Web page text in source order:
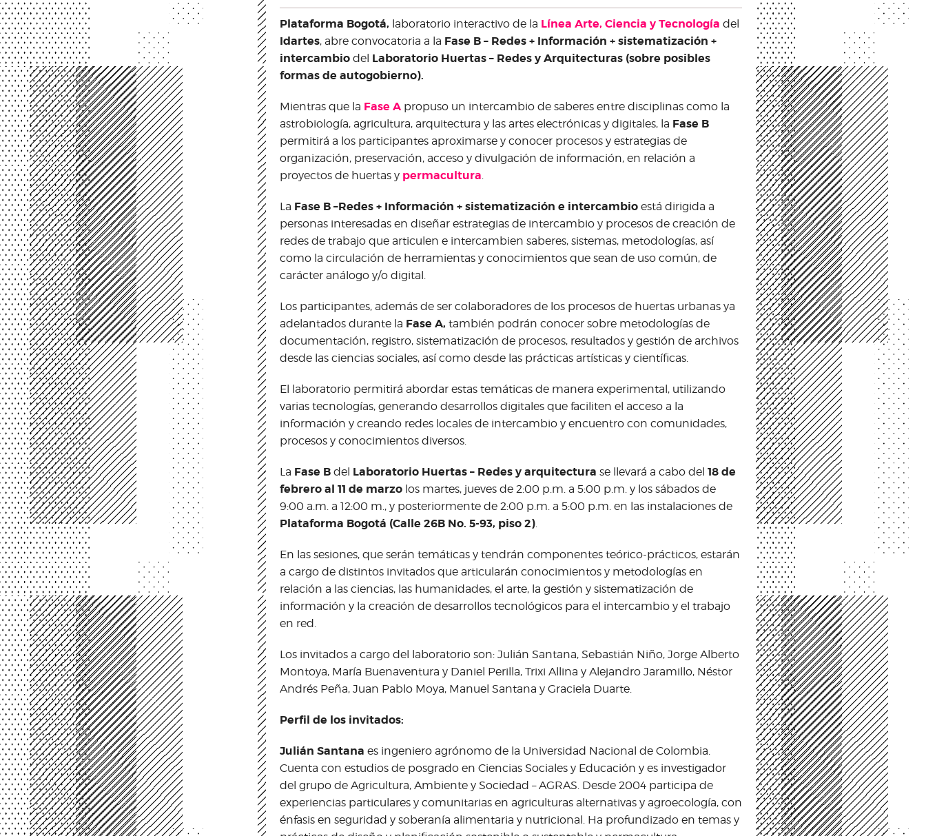
Plataforma Bogotá, laboratorio interactivo de la Línea Arte, Ciencia y Tecnología del
Idartes, abre convocatoria a la Fase B – Redes + Información + sistematización +
intercambiodel Laboratorio Huertas – Redes y Arquitecturas (sobre posibles
formas de autogobierno).
Mientras que la Fase Apropuso un intercambio de saberes entre disciplinas como la
astrobiología, agricultura, arquitectura y las artes electrónicas y digitales, la Fase B
permitirá a los participantes aproximarse y conocer procesos y estrategias de
organización, preservación, acceso y divulgación de información, en relación a
proyectos de huertas y permacultura.
La Fase B –Redes + Información + sistematización e intercambioestá dirigida a
personas interesadas en diseñar estrategias de intercambio y procesos de creación de
redes de trabajo que articulen e intercambien saberes, sistemas, metodologías, así
como la circulación de herramientas y conocimientos que sean de uso común, de
carácter análogo y/o digital.
Los participantes, además de ser colaboradores de los procesos de huertas urbanas ya
adelantados durante la Fase A, también podrán conocer sobre metodologías de
documentación, registro, sistematización de procesos, resultados y gestión de archivos
desde las ciencias sociales, así como desde las prácticas artísticas y científicas.
El laboratorio permitirá abordar estas temáticas de manera experimental, utilizando
varias tecnologías, generando desarrollos digitales que faciliten el acceso a la
información y creando redes locales de intercambio y encuentro con comunidades,
procesos y conocimientos diversos.
La Fase B del Laboratorio Huertas – Redes y arquitectura se llevará a cabo del 18 de
febrero al 11 de marzolos martes, jueves de 2:00 p.m. a 5:00 p.m. y los sábados de
9:00 a.m. a 12:00 m., y posteriormente de 2:00 p.m. a 5:00 p.m. en las instalaciones de
Plataforma Bogotá (Calle 26B No. 5-93, piso 2).
En las sesiones, que serán temáticas y tendrán componentes teórico-prácticos, estarán
a cargo de distintos invitados que articularán conocimientos y metodologías en
relación a las ciencias, las humanidades, el arte, la gestión y sistematización de
información y la creación de desarrollos tecnológicos para el intercambio y el trabajo
en red.
Los invitados a cargo del laboratorio son: Julián Santana, Sebastián Niño, Jorge Alberto
Montoya, María Buenaventura y Daniel Perilla, Trixi Allina y Alejandro Jaramillo, Néstor
Andrés Peña, Juan Pablo Moya, Manuel Santana y Graciela Duarte.
Perfil de los invitados:
Julián Santana es ingeniero agrónomo de la Universidad Nacional de Colombia.
Cuenta con estudios de posgrado en Ciencias Sociales y Educación y es investigador
del grupo de Agricultura, Ambiente y Sociedad – AGRAS. Desde 2004 participa de
experiencias particulares y comunitarias en agriculturas alternativas y agroecología, con
énfasis en seguridad y soberanía alimentaria y nutricional. Ha profundizado en temas y